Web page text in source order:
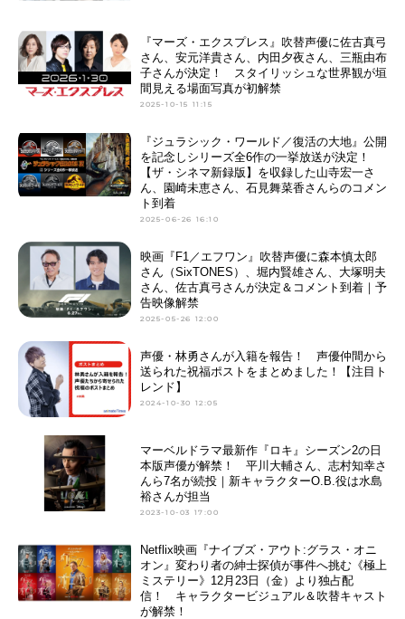
『マーズ・エクスプレス』吹替声優に佐古真弓
さん、安元洋貴さん、内田夕夜さん、三瓶由布
子さんが決定！ スタイリッシュな世界観が垣
間見える場面写真が初解禁
2025-10-15 11:15
『ジュラシック・ワールド／復活の大地』公開
を記念しシリーズ全6作の一挙放送が決定！
【ザ・シネマ新録版】を収録した山寺宏一さ
ん、園崎未恵さん、石見舞菜香さんらのコメン
ト到着
2025-06-26 16:10
映画『F1／エフワン』吹替声優に森本慎太郎
さん（SixTONES）、堀内賢雄さん、大塚明夫
さん、佐古真弓さんが決定＆コメント到着｜予
告映像解禁
2025-05-26 12:00
声優・林勇さんが入籍を報告！ 声優仲間から
送られた祝福ポストをまとめました！【注目ト
レンド】
2024-10-30 12:05
マーベルドラマ最新作『ロキ』シーズン2の日
本版声優が解禁！ 平川大輔さん、志村知幸さ
んら7名が続投｜新キャラクターO.B.役は水島
裕さんが担当
2023-10-03 17:00
Netflix映画『ナイブズ・アウト:グラス・オニ
オン』変わり者の紳士探偵が事件へ挑む《極上
ミステリー》12月23日（金）より独占配
信！ キャラクタービジュアル＆吹替キャスト
が解禁！